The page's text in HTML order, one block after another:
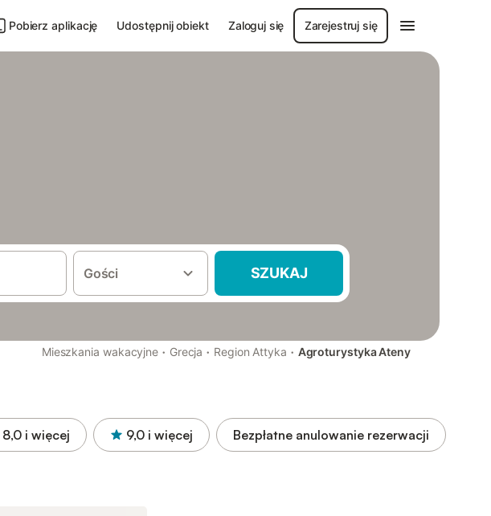
Pobierz aplikację Udostępnij obiekt Zaloguj się Zarejestruj się
Gości SZUKAJ
Mieszkania wakacyjne · Grecja · Region Attyka · Agroturystyka Ateny
8,0 i więcej 9,0 i więcej Bezpłatne anulowanie rezerwacji